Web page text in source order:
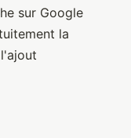
sur Google
la